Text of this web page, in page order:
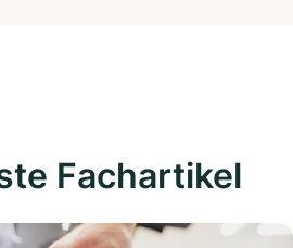
Fachartikel